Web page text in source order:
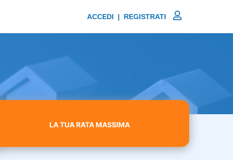
ACCEDI | REGISTRATI
LA TUA RATA MASSIMA